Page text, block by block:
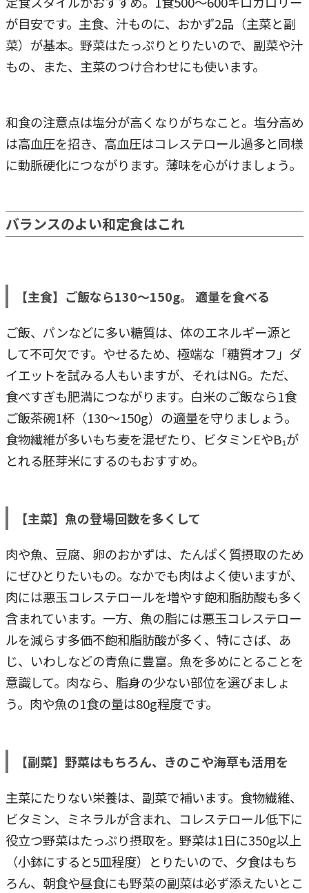
が目安です。主食、汁ものに、おかず2品（主菜と副
菜）が基本。野菜はたっぷりとりたいので、副菜や汁
もの、また、主菜のつけ合わせにも使います。
和食の注意点は塩分が高くなりがちなこと。塩分高め
は高血圧を招き、高血圧はコレステロール過多と同様
に動脈硬化につながります。薄味を心がけましょう。
バランスのよい和定食はこれ
【主食】ご飯なら130～150g。 適量を食べる
ご飯、パンなどに多い糖質は、体のエネルギー源と
して不可欠です。やせるため、極端な「糖質オフ」ダ
イエットを試みる人もいますが、それはNG。ただ、
食べすぎも肥満につながります。白米のご飯なら1食
ご飯茶碗1杯（130～150g）の適量を守りましょう。
食物繊維が多いもち麦を混ぜたり、ビタミンEやB₁が
とれる胚芽米にするのもおすすめ。
【主菜】魚の登場回数を多くして
肉や魚、豆腐、卵のおかずは、たんぱく質摂取のため
にぜひとりたいもの。なかでも肉はよく使いますが、
肉には悪玉コレステロールを増やす飽和脂肪酸も多く
含まれています。一方、魚の脂には悪玉コレステロー
ルを減らす多価不飽和脂肪酸が多く、特にさば、あ
じ、いわしなどの青魚に豊富。魚を多めにとることを
意識して。肉なら、脂身の少ない部位を選びましょ
う。肉や魚の1食の量は80g程度です。
【副菜】野菜はもちろん、きのこや海草も活用を
主菜にたりない栄養は、副菜で補います。食物繊維、
ビタミン、ミネラルが含まれ、コレステロール低下に
役立つ野菜はたっぷり摂取を。野菜は1日に350g以上
（小鉢にすると5皿程度）とりたいので、夕食はもち
ろん、朝食や昼食にも野菜の副菜は必ず添えたいとこ